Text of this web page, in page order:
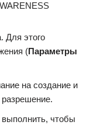
Для этого
(Параметры
на создание и
чтобы